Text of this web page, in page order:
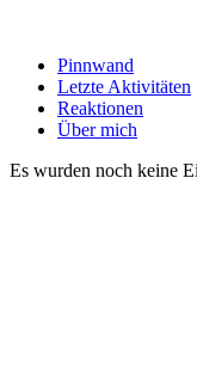
Pinnwand
Letzte Aktivitäten
Reaktionen
Über mich
Es wurden noch keine